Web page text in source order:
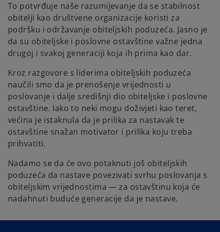
To potvrđuje naše razumijevanje da se stabilnost
obitelji kao društvene organizacije koristi za
podršku i održavanje obiteljskih poduzeća. Jasno je
da su obiteljske i poslovne ostavštine važne jedna
drugoj i svakoj generaciji koja ih prima kao dar.
Kroz razgovore s liderima obiteljskih poduzeća
naučili smo da je prenošenje vrijednosti u
poslovanje i dalje središnji dio obiteljske i poslovne
ostavštine. Iako to neki mogu doživjeti kao teret,
većina je istaknula da je prilika za nastavak te
ostavštine snažan motivator i prilika koju treba
prihvatiti.
Nadamo se da će ovo potaknuti još obiteljskih
poduzeća da nastave povezivati svrhu poslovanja s
obiteljskim vrijednostima — za ostavštinu koja će
nadahnuti buduće generacije da je nastave.